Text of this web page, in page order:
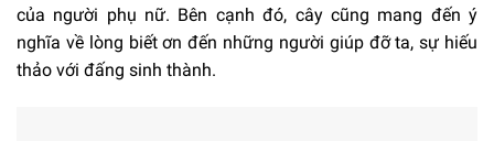
của người phụ nữ. Bên cạnh đó, cây cũng mang đến ý
nghĩa về lòng biết ơn đến những người giúp đỡ ta, sự hiếu
thảo với đấng sinh thành.